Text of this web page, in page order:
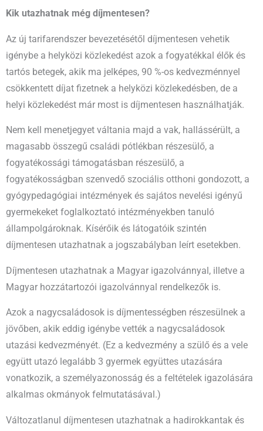
Kik utazhatnak még díjmentesen?
Az új tarifarendszer bevezetésétől díjmentesen vehetik
igénybe a helyközi közlekedést azok a fogyatékkal élők és
tartós betegek, akik ma jelképes, 90 %-os kedvezménnyel
csökkentett díjat fizetnek a helyközi közlekedésben, de a
helyi közlekedést már most is díjmentesen használhatják.
Nem kell menetjegyet váltania majd a vak, hallássérült, a
magasabb összegű családi pótlékban részesülő, a
fogyatékossági támogatásban részesülő, a
fogyatékosságban szenvedő szociális otthoni gondozott, a
gyógypedagógiai intézmények és sajátos nevelési igényű
gyermekeket foglalkoztató intézményekben tanuló
állampolgároknak. Kísérőik és látogatóik szintén
díjmentesen utazhatnak a jogszabályban leírt esetekben.
Díjmentesen utazhatnak a Magyar igazolvánnyal, illetve a
Magyar hozzátartozói igazolvánnyal rendelkezők is.
Azok a nagycsaládosok is díjmentességben részesülnek a
jövőben, akik eddig igénybe vették a nagycsaládosok
utazási kedvezményét. (Ez a kedvezmény a szülő és a vele
együtt utazó legalább 3 gyermek együttes utazására
vonatkozik, a személyazonosság és a feltételek igazolására
alkalmas okmányok felmutatásával.)
Változatlanul díjmentesen utazhatnak a hadirokkantak és